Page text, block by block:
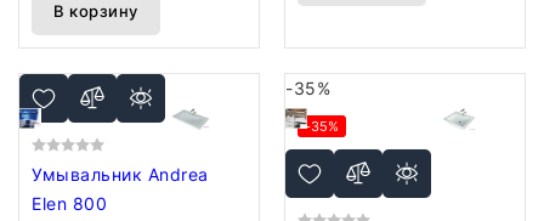
В корзину
Умывальник Andrea
Elen 800
-35%
-35%